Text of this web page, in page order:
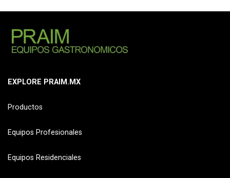
EXPLORE PRAIM.MX
Productos
Equipos Profesionales
Equipos Residenciales